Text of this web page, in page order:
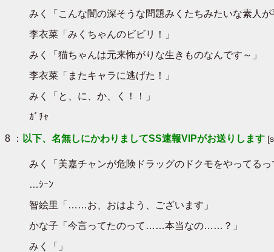
みく「こんな闇の深そうな問題みくたちみたいな素人
李衣菜「みくちゃんのビビリ！」
みく「猫ちゃんは元来怖がりな生きものなんです～」
李衣菜「またキャラに逃げた！」
みく「と、に、か、く！！」
ｶﾞﾁｬ
8 ： 以下、名無しにかわりましてSS速報VIPがお送りします
みく「美嘉チャンが危険ドラッグのドクモをやってる
…ｼｰﾝ
智絵里「……お、おはよう、ございます」
かな子「今言ってたのって……本当なの……？」
みく「」